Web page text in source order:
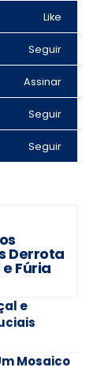
Like
Seguir
Assinar
Seguir
Seguir
Derrota
Fúria
e
Mosaico